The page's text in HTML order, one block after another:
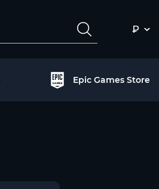
₽
Epic Games Store